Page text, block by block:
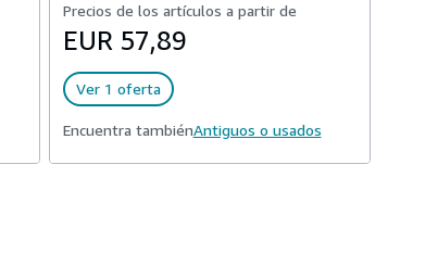
Precios de los artículos a partir de
EUR 57,89
Ver 1 oferta
Encuentra tambiénAntiguos o usados